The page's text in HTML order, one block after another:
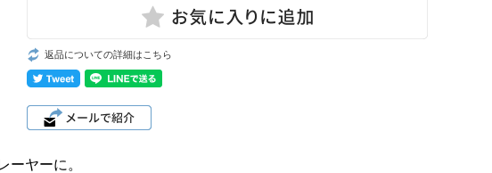
返品についての詳細はこちら
ーヤーに。